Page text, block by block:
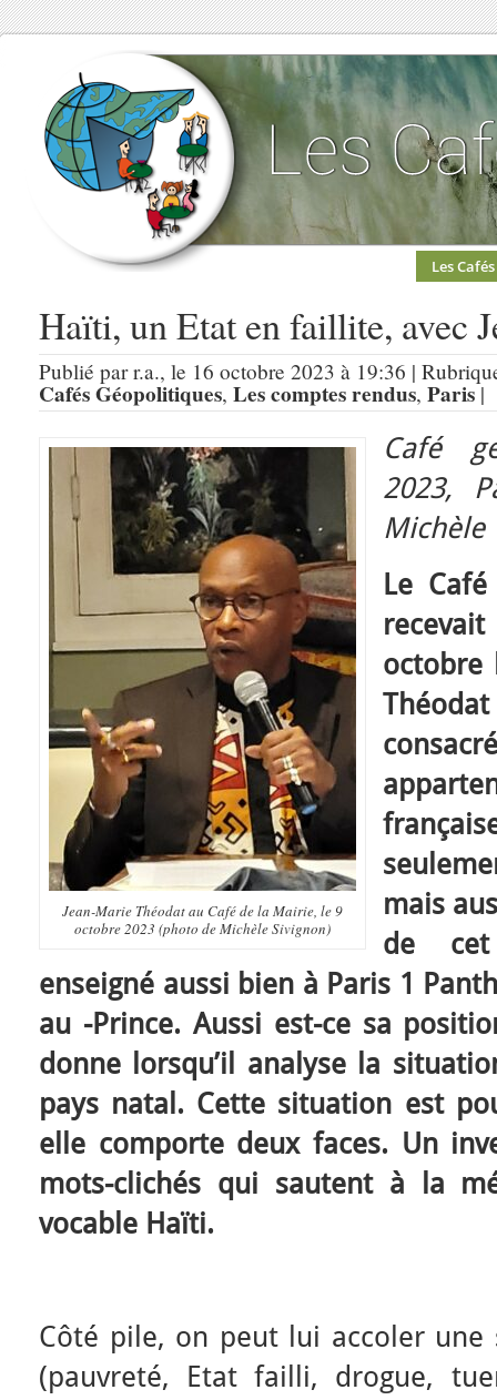
Les Cafés
Haïti, un Etat en faillite, avec
Publié par r.a., le 16 octobre 2023 à 19:36 |
Cafés Géopolitiques, Les comptes rendus, Paris|
Jean-Marie Théodat au Café de la Mairie, le 9
octobre 2023 (photo de Michèle Sivignon)
Café
2023,
Michèle
Le
octobre
mais
de
enseigné aussi bien à Paris 1
au -Prince. Aussi est-ce sa
donne lorsqu’il analyse la
pays natal. Cette situation est
elle comporte deux faces. Un
mots-clichés qui sautent à la
vocable Haïti.
Côté pile, on peut lui accoler une
(pauvreté, Etat failli, drogue,